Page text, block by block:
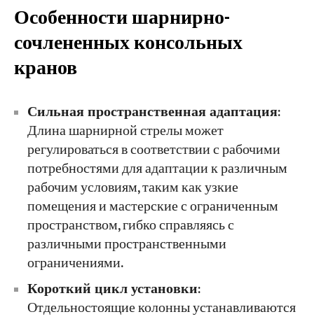
Особенности шарнирно-
сочлененных консольных
кранов
Сильная пространственная адаптация:
Длина шарнирной стрелы может
регулироваться в соответствии с рабочими
потребностями для адаптации к различным
рабочим условиям, таким как узкие
помещения и мастерские с ограниченным
пространством, гибко справляясь с
различными пространственными
ограничениями.
Короткий цикл установки:
Отдельностоящие колонны устанавливаются